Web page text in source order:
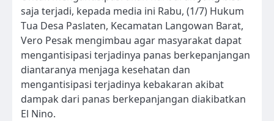
saja terjadi, kepada media ini Rabu, (1/7) Hukum
Tua Desa Paslaten, Kecamatan Langowan Barat,
Vero Pesak mengimbau agar masyarakat dapat
mengantisipasi terjadinya panas berkepanjangan
diantaranya menjaga kesehatan dan
mengantisipasi terjadinya kebakaran akibat
dampak dari panas berkepanjangan diakibatkan
El Nino.